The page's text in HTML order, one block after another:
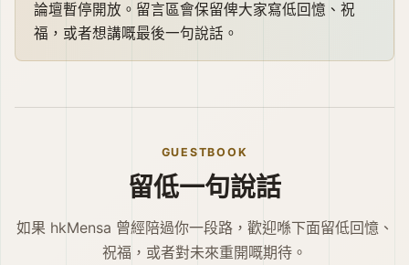
論壇暫停開放。留言區會保留俾大家寫低回憶、祝
福，或者想講嘅最後一句說話。
GUESTBOOK
留低一句說話
如果 hkMensa 曾經陪過你一段路，歡迎喺下面留低回憶、
祝福，或者對未來重開嘅期待。